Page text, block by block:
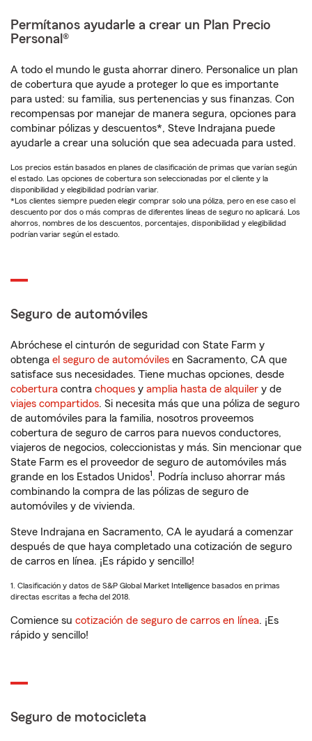
Permítanos ayudarle a crear un Plan Precio
Personal®
A todo el mundo le gusta ahorrar dinero. Personalice un plan
de cobertura que ayude a proteger lo que es importante
para usted: su familia, sus pertenencias y sus finanzas. Con
recompensas por manejar de manera segura, opciones para
combinar pólizas y descuentos*, Steve Indrajana puede
ayudarle a crear una solución que sea adecuada para usted.
Los precios están basados en planes de clasificación de primas que varían según
el estado. Las opciones de cobertura son seleccionadas por el cliente y la
disponibilidad y elegibilidad podrían variar.
*Los clientes siempre pueden elegir comprar solo una póliza, pero en ese caso el
descuento por dos o más compras de diferentes líneas de seguro no aplicará. Los
ahorros, nombres de los descuentos, porcentajes, disponibilidad y elegibilidad
podrían variar según el estado.
Seguro de automóviles
Abróchese el cinturón de seguridad con State Farm y
obtenga el seguro de automóviles en Sacramento, CA que
satisface sus necesidades. Tiene muchas opciones, desde
cobertura contra choques y amplia hasta de alquiler y de
viajes compartidos. Si necesita más que una póliza de seguro
de automóviles para la familia, nosotros proveemos
cobertura de seguro de carros para nuevos conductores,
viajeros de negocios, coleccionistas y más. Sin mencionar que
State Farm es el proveedor de seguro de automóviles más
grande en los Estados Unidos1. Podría incluso ahorrar más
combinando la compra de las pólizas de seguro de
automóviles y de vivienda.
Steve Indrajana en Sacramento, CA le ayudará a comenzar
después de que haya completado una cotización de seguro
de carros en línea. ¡Es rápido y sencillo!
1. Clasificación y datos de S&P Global Market Intelligence basados en primas
directas escritas a fecha del 2018.
Comience su cotización de seguro de carros en línea. ¡Es
rápido y sencillo!
Seguro de motocicleta